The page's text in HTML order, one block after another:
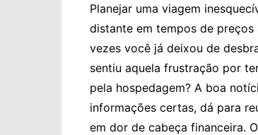
Planejar uma viagem
distante em tempos de preços
vezes você já deixou de
sentiu aquela frustração por
pela hospedagem? A boa
informações certas, dá para
em dor de cabeça financeira.